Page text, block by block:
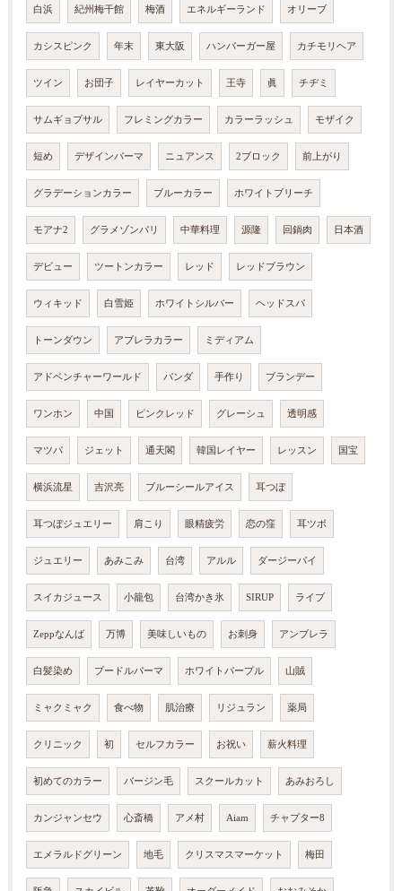
白浜 紀州梅干館 梅酒 エネルギーランド オリーブ
カシスピンク 年末 東大阪 ハンバーガー屋 カチモリヘア
ツイン お団子 レイヤーカット 王寺 眞 チヂミ
サムギョプサル フレミングカラー カラーラッシュ モザイク
短め デザインパーマ ニュアンス 2ブロック 前上がり
グラデーションカラー ブルーカラー ホワイトブリーチ
モアナ2 グラメゾンパリ 中華料理 源隆 回鍋肉 日本酒
デビュー ツートンカラー レッド レッドブラウン
ウィキッド 白雪姫 ホワイトシルバー ヘッドスパ
トーンダウン アブレラカラー ミディアム
アドベンチャーワールド パンダ 手作り ブランデー
ワンホン 中国 ピンクレッド グレーシュ 透明感
マツパ ジェット 通天閣 韓国レイヤー レッスン 国宝
横浜流星 吉沢亮 ブルーシールアイス 耳つぼ
耳つぼジュエリー 肩こり 眼精疲労 恋の窪 耳ツボ
ジュエリー あみこみ 台湾 アルル ダージーパイ
スイカジュース 小籠包 台湾かき氷 SIRUP ライブ
Zeppなんば 万博 美味しいもの お刺身 アンブレラ
白髪染め プードルパーマ ホワイトパープル 山賊
ミャクミャク 食べ物 肌治療 リジュラン 薬局
クリニック 初 セルフカラー お祝い 薪火料理
初めてのカラー バージン毛 スクールカット あみおろし
カンジャンセウ 心斎橋 アメ村 Aiam チャプター8
エメラルドグリーン 地毛 クリスマスマーケット 梅田